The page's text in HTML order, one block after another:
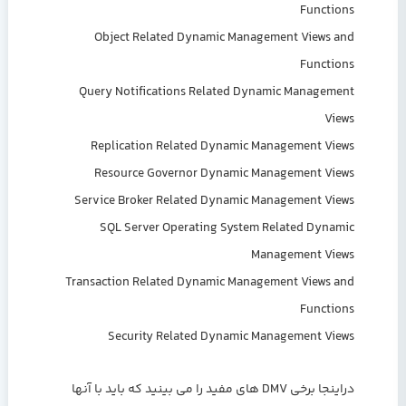
Functions
Object Related Dynamic Management Views and
Functions
Query Notifications Related Dynamic Management
Views
Replication Related Dynamic Management Views
Resource Governor Dynamic Management Views
Service Broker Related Dynamic Management Views
SQL Server Operating System Related Dynamic
Management Views
Transaction Related Dynamic Management Views and
Functions
Security Related Dynamic Management Views
دراینجا برخی DMV های مفید را می بینید که باید با آنها